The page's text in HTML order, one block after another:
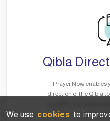
Qibla
Prayer Now enables
direction of the Qibla
need for
We use cookies to